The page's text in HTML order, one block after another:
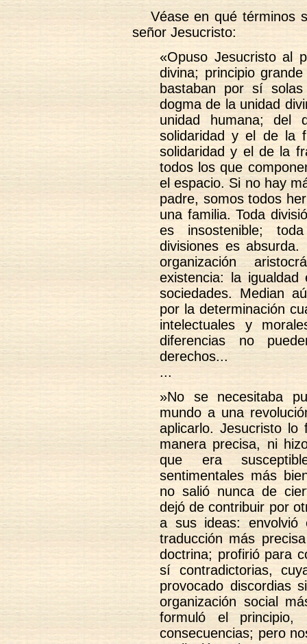
Véase en qué términos
señor Jesucristo:
«Opuso Jesucristo al
divina; principio
bastaban por sí
dogma de la unidad
unidad humana;
solidaridad y el de la
solidaridad y el de la
todos los que
el espacio. Si no hay
padre, somos todos
una familia. Toda
es insostenible;
divisiones es
organización
existencia: la
sociedades. Median
por la determinación
intelectuales y
diferencias no
derechos...
...
»No se necesitaba
mundo a una
aplicarlo. Jesucristo
manera precisa, ni
que era
sentimentales más
no salió nunca de
dejó de contribuir por
a sus ideas: envolvió
traducción más
doctrina; profirió para
sí contradictorias,
provocado discordias
organización social
formuló el principio,
consecuencias; pero